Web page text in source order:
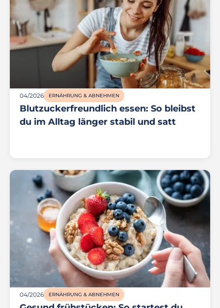
04/2026 ERNÄHRUNG & ABNEHMEN
Blutzuckerfreundlich essen: So bleibst
du im Alltag länger stabil und satt
04/2026 ERNÄHRUNG & ABNEHMEN